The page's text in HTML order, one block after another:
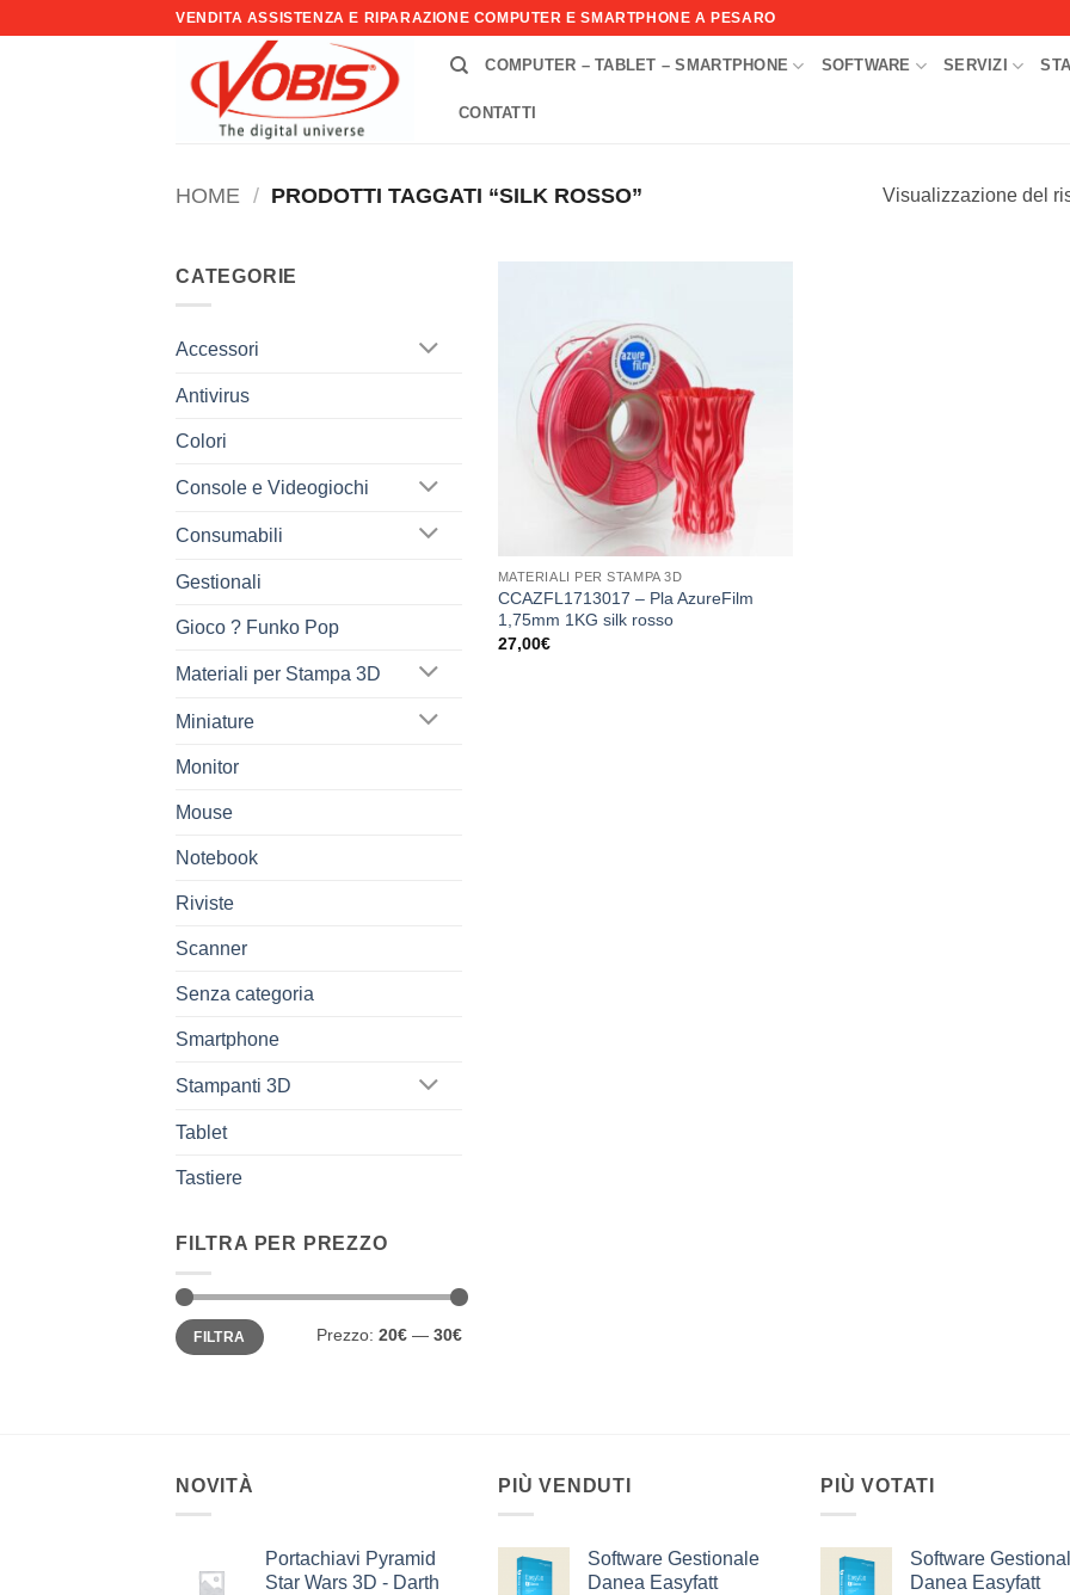
VENDITA ASSISTENZA E RIPARAZIONE COMPUTER E SMARTPHONE A PESARO
COMPUTER – TABLET – SMARTPHONE SOFTWARE SERVIZI
CONTATTI
HOME / PRODOTTI TAGGATI “SILK ROSSO” Visualizzazione del
CATEGORIE
Accessori
Antivirus
Colori
Console e Videogiochi
Consumabili
Gestionali
Gioco ? Funko Pop
Materiali per Stampa 3D
Miniature
Monitor
Mouse
Notebook
Riviste
Scanner
Senza categoria
Smartphone
Stampanti 3D
Tablet
Tastiere
FILTRA PER PREZZO
Prezzo
Min
Prezzo
MaxFILTRA Prezzo: 20€ — 30€
MATERIALI PER STAMPA 3D
CCAZFL1713017 – Pla AzureFilm
1,75mm 1KG silk rosso
27,00€
NOVITÀ
Portachiavi Pyramid
Star Wars 3D - Darth
PIÙ VENDUTI
Software Gestionale
Danea Easyfatt
PIÙ VOTATI
Software
Danea Easyfatt